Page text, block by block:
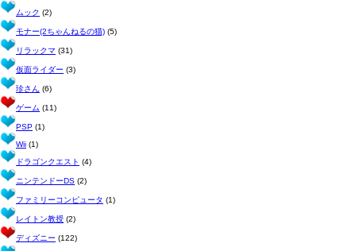
ムック (2)
モナー(2ちゃんねるの猫) (5)
リラックマ (31)
仮面ライダー (3)
珍さん (6)
ゲーム (11)
PSP (1)
Wii (1)
ドラゴンクエスト (4)
ニンテンドーDS (2)
ファミリーコンピュータ (1)
レイトン教授 (2)
ディズニー (122)